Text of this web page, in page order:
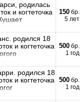
родилась
и когтеточка
150 бр.
5 лет
родился 18
и когтеточка
500 бр.
1 год
родился 18
и когтеточка
500 бр.
1 год